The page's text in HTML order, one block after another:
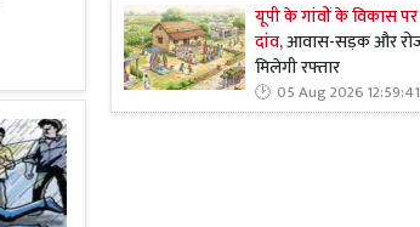
यूपी के गांवों के विकास
दांव,आवास-सड़क और
मिलेगी रफ्तार
05 Aug 2026 12:59:41